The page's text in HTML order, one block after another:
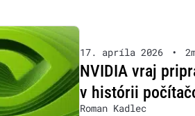
17. apríla 2026 •
NVIDIA vraj
v histórii
Roman Kadlec